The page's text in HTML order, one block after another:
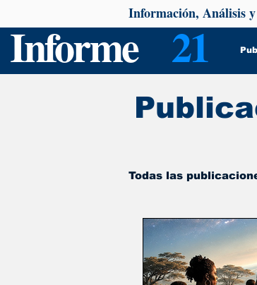
Informe 21
Información, Análisis
Todas las
De interés